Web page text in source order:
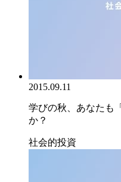
2015.09.11
学びの秋、あなたも
か？
社会的投資